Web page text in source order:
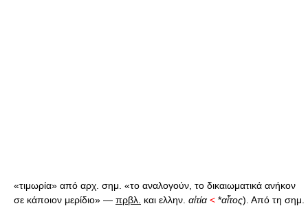
«τιμωρία» από αρχ. σημ. «το αναλογούν, το δικαιωματικά ανήκον
σε κάποιον μερίδιο» — πρβλ. και ελλην. αἰτία < *αἶτος). Από τη σημ.